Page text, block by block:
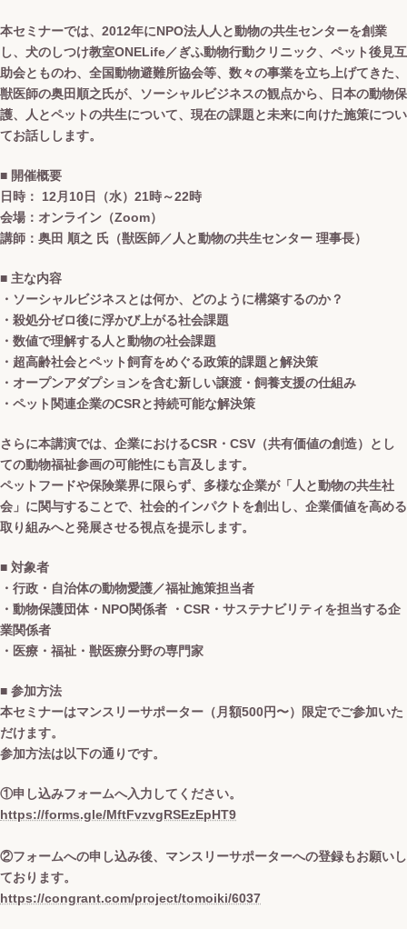
本セミナーでは、2012年にNPO法人人と動物の共生センターを創業
し、犬のしつけ教室ONELife／ぎふ動物行動クリニック、ペット後見互
助会とものわ、全国動物避難所協会等、数々の事業を立ち上げてきた、
獣医師の奥田順之氏が、ソーシャルビジネスの観点から、日本の動物保
護、人とペットの共生について、現在の課題と未来に向けた施策につい
てお話しします。
■ 開催概要
日時： 12月10日（水）21時～22時
会場：オンライン（Zoom）
講師：奥田 順之 氏（獣医師／人と動物の共生センター 理事長）
■ 主な内容
・ソーシャルビジネスとは何か、どのように構築するのか？
・殺処分ゼロ後に浮かび上がる社会課題
・数値で理解する人と動物の社会課題
・超高齢社会とペット飼育をめぐる政策的課題と解決策
・オープンアダプションを含む新しい譲渡・飼養支援の仕組み
・ペット関連企業のCSRと持続可能な解決策
さらに本講演では、企業におけるCSR・CSV（共有価値の創造）とし
ての動物福祉参画の可能性にも言及します。
ペットフードや保険業界に限らず、多様な企業が「人と動物の共生社
会」に関与することで、社会的インパクトを創出し、企業価値を高める
取り組みへと発展させる視点を提示します。
■ 対象者
・行政・自治体の動物愛護／福祉施策担当者
・動物保護団体・NPO関係者 ・CSR・サステナビリティを担当する企
業関係者
・医療・福祉・獣医療分野の専門家
■ 参加方法
本セミナーはマンスリーサポーター（月額500円〜）限定でご参加いた
だけます。
参加方法は以下の通りです。
①申し込みフォームへ入力してください。
https://forms.gle/MftFvzvgRSEzEpHT9
②フォームへの申し込み後、マンスリーサポーターへの登録もお願いし
ております。
https://congrant.com/project/tomoiki/6037